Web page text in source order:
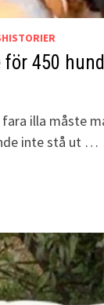
450
illa måste
inte stå ut …